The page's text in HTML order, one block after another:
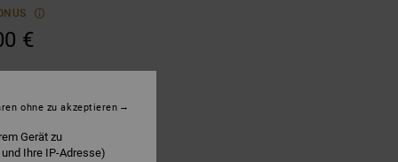
€
Gerät zu
Ihre IP-Adresse)
ohne zu akzeptieren